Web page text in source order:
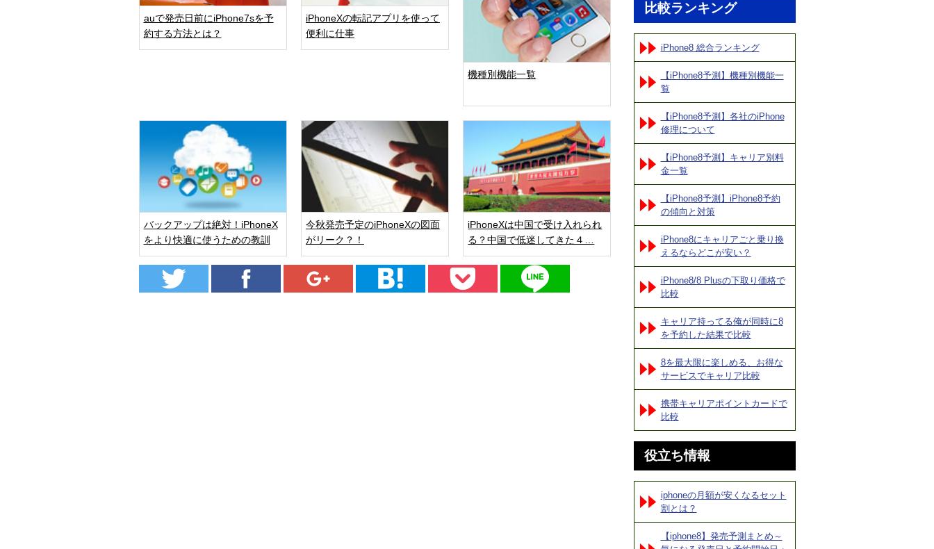
auで発売日前にiPhone7sを予
約する方法とは？
iPhoneXの転記アプリを使って
便利に仕事
機種別機能一覧
バックアップは絶対！iPhoneX
をより快適に使うための教訓
今秋発売予定のiPhoneXの図面
がリーク？！
iPhoneXは中国で受け入れられ
る？中国で低迷してきた４…
比較ランキング
iPhone8 総合ランキング
【iPhone8予測】機種別機能一
覧
【iPhone8予測】各社のiPhone
修理について
【iPhone8予測】キャリア別料
金一覧
【iPhone8予測】iPhone8予約
の傾向と対策
iPhone8にキャリアごと乗り換
えるならどこが安い？
iPhone8/8 Plusの下取り価格で
比較
キャリア持ってる俺が同時に8
を予約した結果で比較
8を最大限に楽しめる、お得な
サービスでキャリア比較
携帯キャリアポイントカードで
比較
役立ち情報
iphoneの月額が安くなるセット
割とは？
【iphone8】発売予測まとめ～